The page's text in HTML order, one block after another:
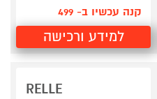
קנה עכשיו ב- 499
למידע ורכישה
RELLE